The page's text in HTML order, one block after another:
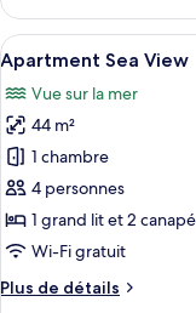
Basement
Apartment
Semi-
Basement
Afficher
toutes
les
photos
pour
ce
type
de
chambre :
Apartment
16
Apartment Sea View
Vue sur la mer
44 m²
1 chambre
4 personnes
1 grand lit et 2
Wi-Fi gratuit
Plus de détails
Plus